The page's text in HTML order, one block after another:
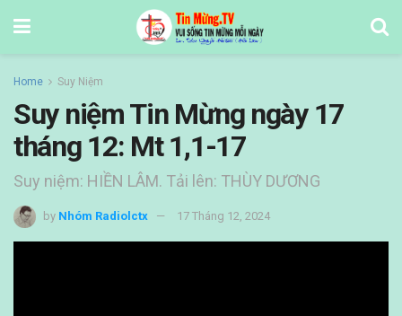
Home Suy Niệm
Suy niệm Tin Mừng ngày 17
tháng 12: Mt 1,1-17
Suy niệm: HIỀN LÂM. Tải lên: THÙY DƯƠNG
by Nhóm Radiolctx 17 Tháng 12, 2024